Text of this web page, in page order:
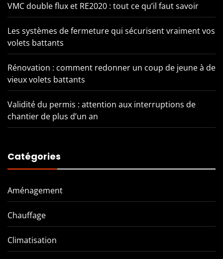
VMC double flux et RE2020 : tout ce qu’il faut savoir
Les systèmes de fermeture qui sécurisent vraiment vos
volets battants
Rénovation : comment redonner un coup de jeune à de
vieux volets battants
Validité du permis : attention aux interruptions de
chantier de plus d’un an
Catégories
Aménagement
Chauffage
Climatisation